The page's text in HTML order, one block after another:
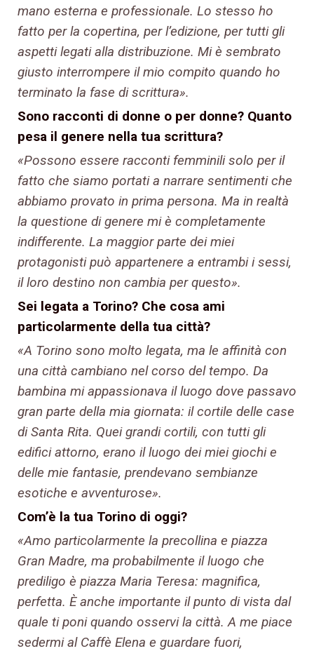
mano esterna e professionale. Lo stesso ho
fatto per la copertina, per l’edizione, per tutti gli
aspetti legati alla distribuzione. Mi è sembrato
giusto interrompere il mio compito quando ho
terminato la fase di scrittura».
Sono racconti di donne o per donne? Quanto
pesa il genere nella tua scrittura?
«Possono essere racconti femminili solo per il
fatto che siamo portati a narrare sentimenti che
abbiamo provato in prima persona. Ma in realtà
la questione di genere mi è completamente
indifferente. La maggior parte dei miei
protagonisti può appartenere a entrambi i sessi,
il loro destino non cambia per questo».
Sei legata a Torino? Che cosa ami
particolarmente della tua città?
«A Torino sono molto legata, ma le affinità con
una città cambiano nel corso del tempo. Da
bambina mi appassionava il luogo dove passavo
gran parte della mia giornata: il cortile delle case
di Santa Rita. Quei grandi cortili, con tutti gli
edifici attorno, erano il luogo dei miei giochi e
delle mie fantasie, prendevano sembianze
esotiche e avventurose».
Com’è la tua Torino di oggi?
«Amo particolarmente la precollina e piazza
Gran Madre, ma probabilmente il luogo che
prediligo è piazza Maria Teresa: magnifica,
perfetta. È anche importante il punto di vista dal
quale ti poni quando osservi la città. A me piace
sedermi al Caffè Elena e guardare fuori,